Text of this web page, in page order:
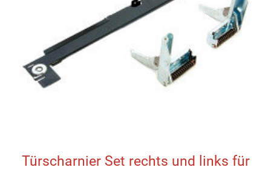
Türscharnier Set rechts und links für